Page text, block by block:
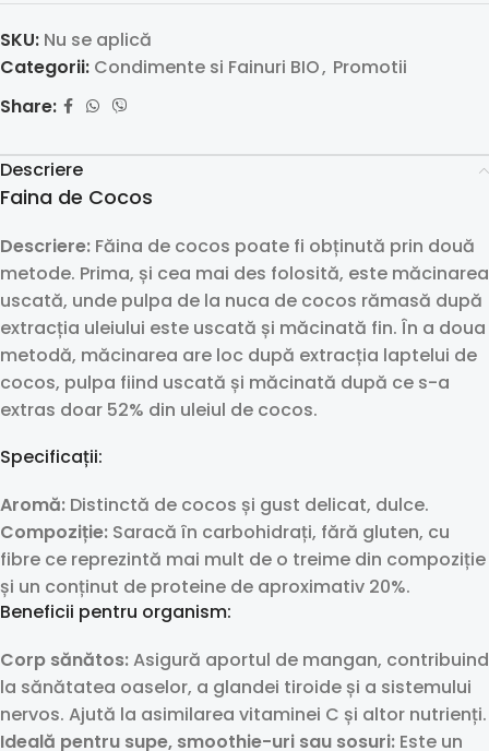
SKU: Nu se aplică
Categorii: Condimente si Fainuri BIO, Promotii
Share:
Descriere
Faina de Cocos
Descriere: Făina de cocos poate fi obținută prin două
metode. Prima, și cea mai des folosită, este măcinarea
uscată, unde pulpa de la nuca de cocos rămasă după
extracția uleiului este uscată și măcinată fin. În a doua
metodă, măcinarea are loc după extracția laptelui de
cocos, pulpa fiind uscată și măcinată după ce s-a
extras doar 52% din uleiul de cocos.
Specificații:
Aromă: Distinctă de cocos și gust delicat, dulce.
Compoziție: Saracă în carbohidrați, fără gluten, cu
fibre ce reprezintă mai mult de o treime din compoziție
și un conținut de proteine de aproximativ 20%.
Beneficii pentru organism:
Corp sănătos:Asigură aportul de mangan, contribuind
la sănătatea oaselor, a glandei tiroide și a sistemului
nervos. Ajută la asimilarea vitaminei C și altor nutrienți.
Ideală pentru supe, smoothie-uri sau sosuri: Este un